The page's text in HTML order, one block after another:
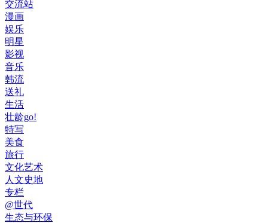
交流站
漫画
娱乐
明星
影视
音乐
韩流
送礼
生活
壮龄go!
特写
美食
旅行
文化艺术
人文史地
专栏
@世代
生态与环保